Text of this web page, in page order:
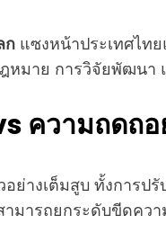
ก แซงหน้าประเทศไท
มาย การวิจัยพัฒนา
ความถดถ
างเต็มสูบ ทั้งการป
ามารถยกระดับขีดคว